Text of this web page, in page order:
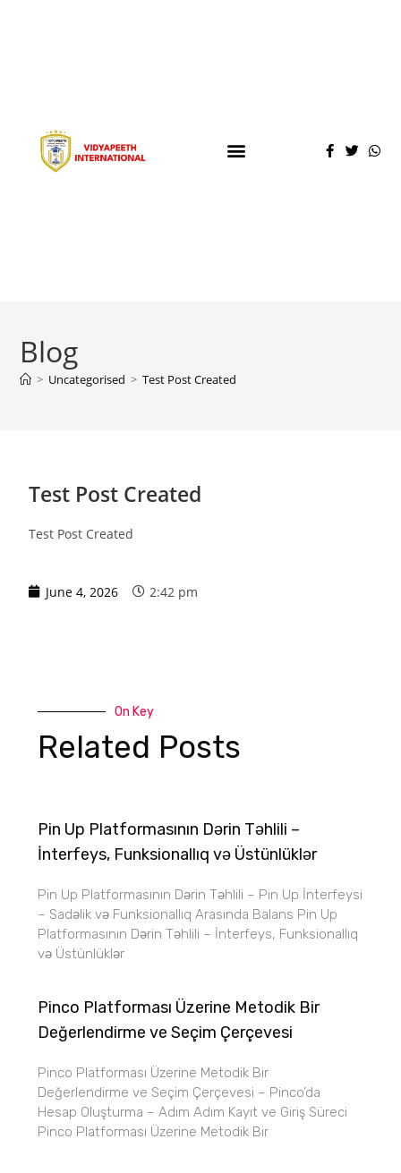
Blog
> Uncategorised > Test Post Created
Test Post Created
Test Post Created
June 4, 2026 2:42 pm
On Key
Related Posts
Pin Up Platformasının Dərin Təhlili –
İnterfeys, Funksionallıq və Üstünlüklər
Pin Up Platformasının Dərin Təhlili – Pin Up İnterfeysi
– Sadəlik və Funksionallıq Arasında Balans Pin Up
Platformasının Dərin Təhlili – İnterfeys, Funksionallıq
və Üstünlüklər
Pinco Platforması Üzerine Metodik Bir
Değerlendirme ve Seçim Çerçevesi
Pinco Platforması Üzerine Metodik Bir
Değerlendirme ve Seçim Çerçevesi – Pinco’da
Hesap Oluşturma – Adım Adım Kayıt ve Giriş Süreci
Pinco Platforması Üzerine Metodik Bir